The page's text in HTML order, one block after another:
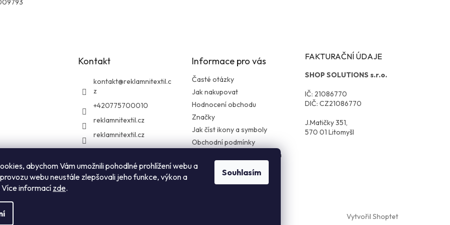
abychom Vám umožnili pohodlné prohlížení webu a
webu neustále zlepšovali jeho funkce, výkon a
informacízde.
Souhlasím
Kontakt
kontakt@reklamnitextil.c
z
+420775700010
reklamnitextil.cz
reklamnitextil.cz
Informace pro vás
Časté otázky
Jak nakupovat
Hodnocení obchodu
Značky
Jak číst ikony a symboly
Obchodní podmínky
Podmínky ochrany osobních
údajů
Zásady vrácení zboží
FAKTURAČNÍ ÚDAJE
SHOP SOLUTIONS s.r.o.
IČ: 21086770
DIČ: CZ21086770
J.Matičky 351,
570 01 Litomyšl
Vytvořil Shoptet